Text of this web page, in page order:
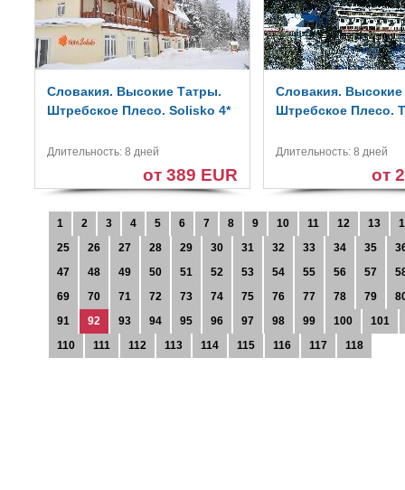
Словакия. Высокие Татры.
Штребское Плесо. Solisko 4*
Длительность: 8 дней
от 389 EUR
Словакия.
Штребское Плесо.
Длительность: 8 дней
от
1 2 3 4 5 6 7 8 9 10 11 12 13
25
26 27 28 29 30 31 32 33 34 35
47
48 49 50 51 52 53 54 55 56 57
69
70 71 72 73 74 75 76 77 78 79
91
92 93 94 95 96 97 98 99 100
101
110
111 112 113 114 115 116 117 118